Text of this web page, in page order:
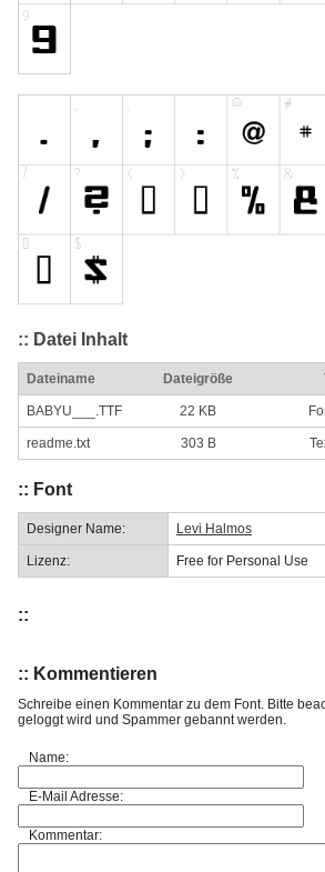
:: Datei Inhalt
Dateiname Dateigröße
BABYU___.TTF 22 KB
readme.txt 303 B
:: Font
Designer Name: Levi Halmos
Lizenz: Free for Personal Use
::
:: Kommentieren
Schreibe einen Kommentar zu dem Font. Bitte
geloggt wird und Spammer gebannt werden.
Name:
E-Mail Adresse:
Kommentar: